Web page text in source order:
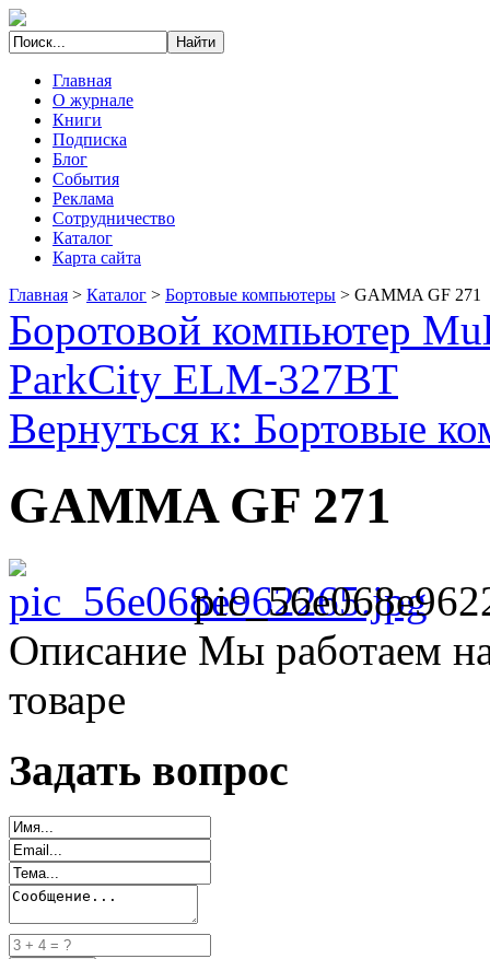
Главная
О журнале
Книги
Подписка
Блог
События
Реклама
Сотрудничество
Каталог
Карта сайта
Главная > Каталог > Бортовые компьютеры > GAMMA GF 271
Боротовой компьютер
ParkCity ELM-327BT
Вернуться к: Бортовые
GAMMA GF 271
Описание Мы работаем
товаре
Задать вопрос